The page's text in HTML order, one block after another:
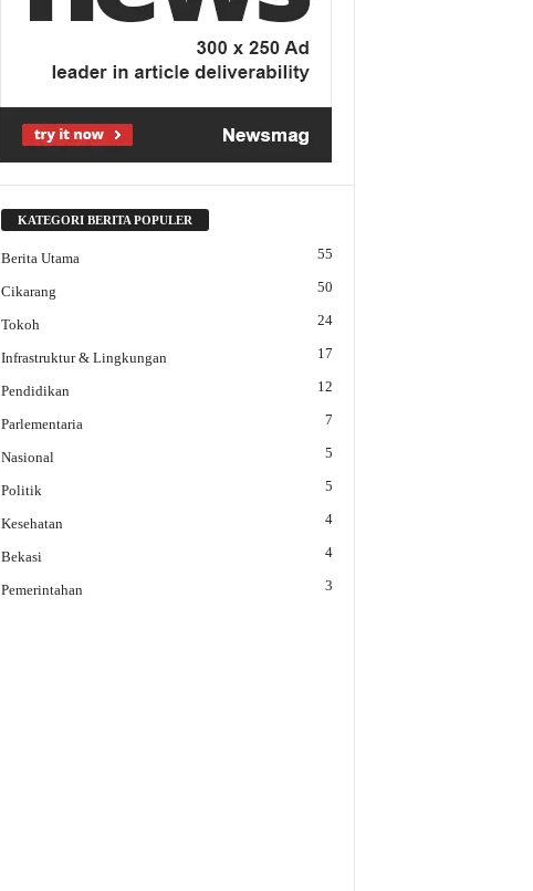
KATEGORI BERITA POPULER
Berita Utama 55
Cikarang 50
Tokoh 24
Infrastruktur & Lingkungan 17
Pendidikan 12
Parlementaria 7
Nasional 5
Politik 5
Kesehatan 4
Bekasi 4
Pemerintahan 3